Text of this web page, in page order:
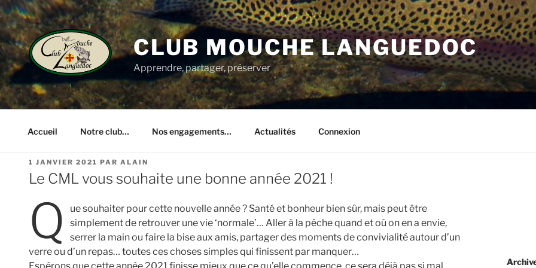
Aller
au
contenu
principal
CLUB MOUCHE LANGUEDOC
Apprendre, partager, préserver
Accueil Notre club… Nos engagements… Actualités Connexion
PUBLIÉ
LE
1 JANVIER 2021 PAR ALAIN
Le CML vous souhaite une bonne année 2021 !
Q
ue souhaiter pour cette nouvelle année ? Santé et bonheur bien sûr, mais peut être
simplement de retrouver une vie ‘normale’… Aller à la pêche quand et où on en a envie,
serrer la main ou faire la bise aux amis, partager des moments de convivialité autour d’un
verre ou d’un repas… toutes ces choses simples qui finissent par manquer…